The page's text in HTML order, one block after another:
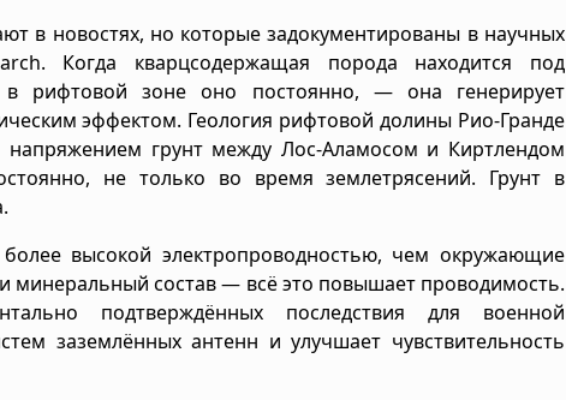
в новостях, но которые задокументированы в научных
Когда кварцсодержащая порода находится под
рифтовой зоне оно постоянно, — она генерирует
эффектом. Геология рифтовой долины Рио-Гранде
грунт между Лос-Аламосом и Киртлендом
не только во время землетрясений. Грунт в
высокой электропроводностью, чем окружающие
состав — всё это повышает проводимость.
подтверждённых последствия для военной
заземлённых антенн и улучшает чувствительность